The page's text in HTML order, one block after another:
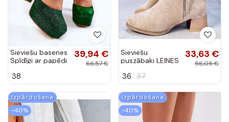
Sieviešu basenes
Spīdīgi ar papēdi
Rosel
39,94 €
66,57 €
38
Sieviešu
puszābaki LEINES
33,63 €
56,05 €
36 37
Izpārdošana
-40%
Izpārdošana
-40%